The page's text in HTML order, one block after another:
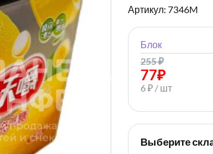
Артикул: 7346M
Блок
255₽
77₽
6 ₽ / шт
Выберите